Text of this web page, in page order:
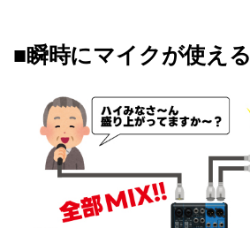
■瞬時にマイクが使える